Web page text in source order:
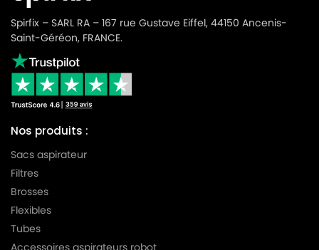
Spirfix – SARL RA – 167 rue Gustave Eiffel, 44150 Ancenis-
Saint-Géréon, FRANCE.
Nos produits :
Sacs aspirateur
Filtres
Brosses
Flexibles
Tubes